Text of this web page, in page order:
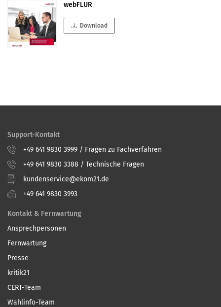
webFLUR
Download
Support-Kontakt
+49 641 9830 3999 / Fragen zu Fachverfahren
+49 641 9830 3388 / Technische Fragen
kundenservice@ekom21.de
+49 641 9830 3993
Kontakt & Fernwartung
Ansprechpersonen
Fernwartung
Presse
kritik21
CERT-Team
Wahlinfo-Team